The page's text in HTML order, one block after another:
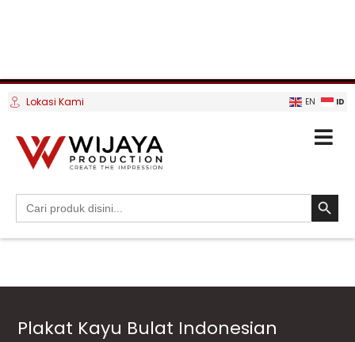
Lokasi Kami EN ID
Search
for:
SEARCH
Plakat Kayu Bulat Indonesian